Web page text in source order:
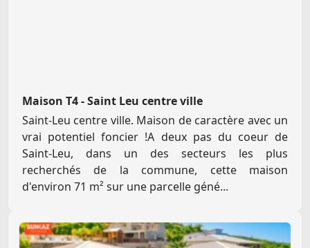
Maison T4 - Saint Leu centre ville
Saint-Leu centre ville. Maison de caractère avec un
vrai potentiel foncier !A deux pas du coeur de
Saint-Leu, dans un des secteurs les plus
recherchés de la commune, cette maison
d'environ 71 m² sur une parcelle géné...